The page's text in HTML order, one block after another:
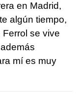
en Madrid,
algún tiempo,
Ferrol se vive
mí es muy